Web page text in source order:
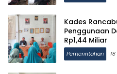
Kades
Penggunaan
Rp1,44 Miliar
Pemerintahan